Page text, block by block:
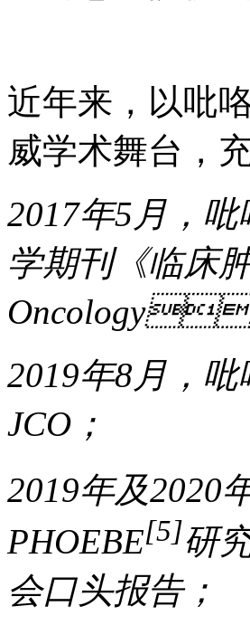
近年来，以
威学术舞台
2017年5月
学期刊《临床
Oncology
2019年8月
JCO；
2019年及2020
PHOEBE[5]研
会口头报告；